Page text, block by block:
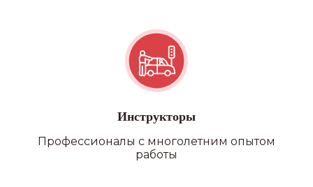
Инструкторы
Профессионалы с многолетним опытом
работы
Категория D